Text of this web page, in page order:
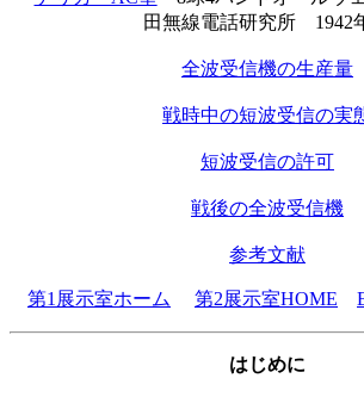
田無線電話研究所 1942
全波受信機の生産量
戦時中の短波受信の実
短波受信の許可
戦後の全波受信機
参考文献
第1展示室ホーム 第2展示室HOME
はじめに